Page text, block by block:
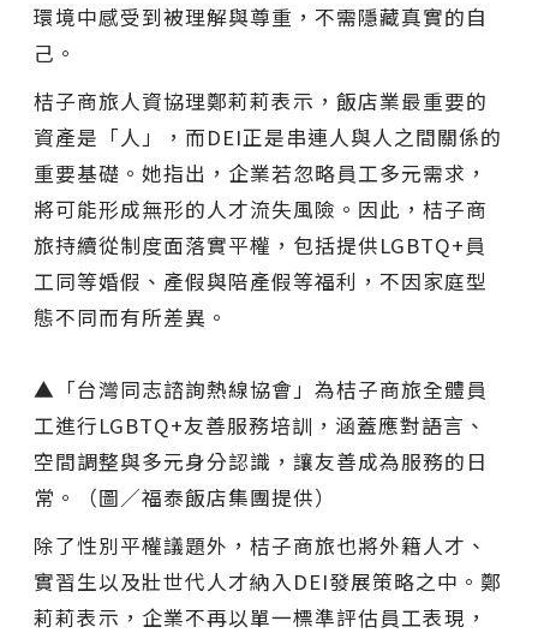
環境中感受到被理解與尊重，不需隱藏真實的自
己。
桔子商旅人資協理鄭莉莉表示，飯店業最重要的
資產是「人」，而DEI正是串連人與人之間關係的
重要基礎。她指出，企業若忽略員工多元需求，
將可能形成無形的人才流失風險。因此，桔子商
旅持續從制度面落實平權，包括提供LGBTQ+員
工同等婚假、產假與陪產假等福利，不因家庭型
態不同而有所差異。
▲「台灣同志諮詢熱線協會」為桔子商旅全體員
工進行LGBTQ+友善服務培訓，涵蓋應對語言、
空間調整與多元身分認識，讓友善成為服務的日
常。（圖／福泰飯店集團提供）
除了性別平權議題外，桔子商旅也將外籍人才、
實習生以及壯世代人才納入DEI發展策略之中。鄭
莉莉表示，企業不再以單一標準評估員工表現，